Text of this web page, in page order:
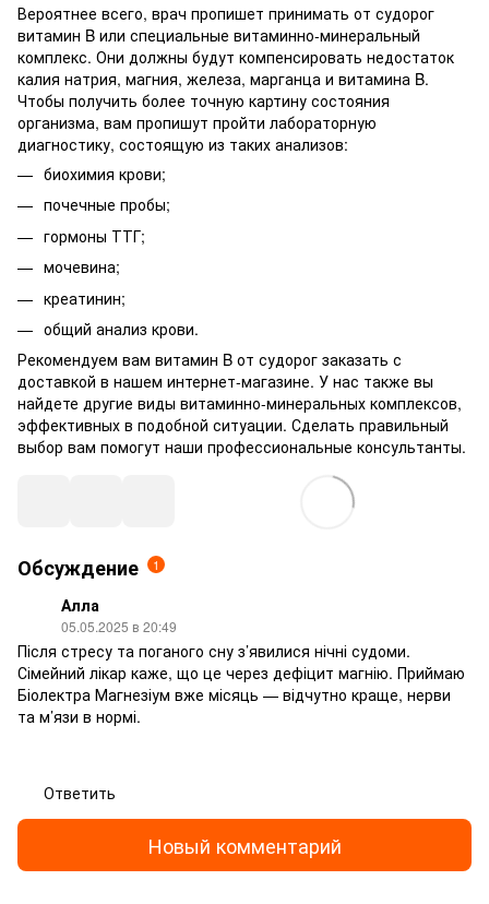
Вероятнее всего, врач пропишет принимать от судорог
витамин B или специальные витаминно-минеральный
комплекс. Они должны будут компенсировать недостаток
калия натрия, магния, железа, марганца и витамина B.
Чтобы получить более точную картину состояния
организма, вам пропишут пройти лабораторную
диагностику, состоящую из таких анализов:
биохимия крови;
почечные пробы;
гормоны ТТГ;
мочевина;
креатинин;
общий анализ крови.
Рекомендуем вам витамин B от судорог заказать с
доставкой в нашем интернет-магазине. У нас также вы
найдете другие виды витаминно-минеральных комплексов,
эффективных в подобной ситуации. Сделать правильный
выбор вам помогут наши профессиональные консультанты.
Обсуждение 1
Алла
05.05.2025 в 20:49
Після стресу та поганого сну з’явилися нічні судоми.
Сімейний лікар каже, що це через дефіцит магнію. Приймаю
Біолектра Магнезіум вже місяць — відчутно краще, нерви
та м’язи в нормі.
Ответить
Новый комментарий